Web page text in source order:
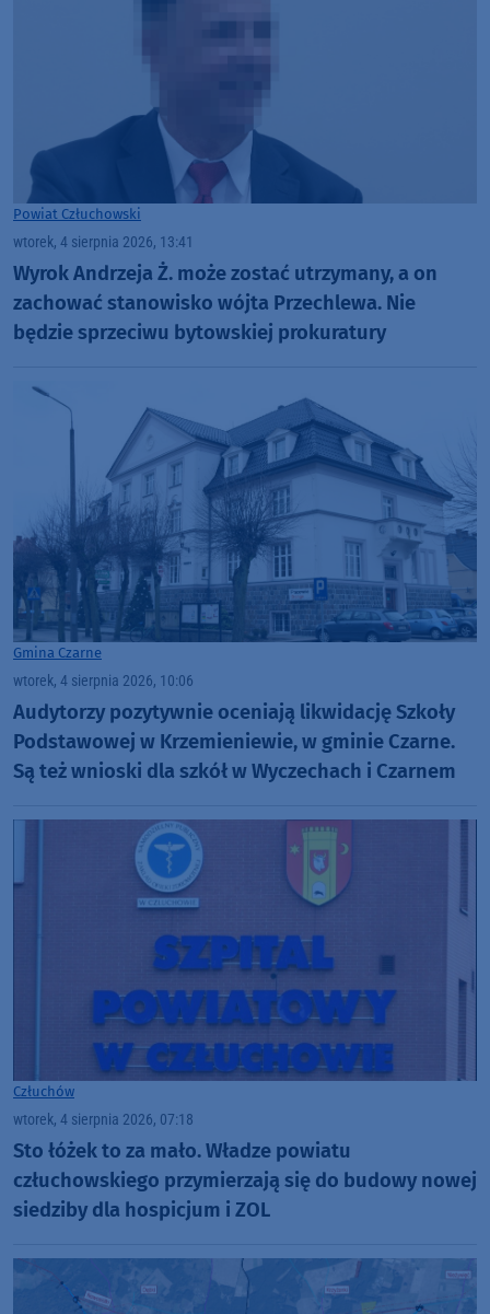
Powiat Człuchowski
wtorek, 4 sierpnia 2026, 13:41
Wyrok Andrzeja Ż. może zostać utrzymany, a on
zachować stanowisko wójta Przechlewa. Nie
będzie sprzeciwu bytowskiej prokuratury
Gmina Czarne
wtorek, 4 sierpnia 2026, 10:06
Audytorzy pozytywnie oceniają likwidację Szkoły
Podstawowej w Krzemieniewie, w gminie Czarne.
Są też wnioski dla szkół w Wyczechach i Czarnem
Człuchów
wtorek, 4 sierpnia 2026, 07:18
Sto łóżek to za mało. Władze powiatu
człuchowskiego przymierzają się do budowy nowej
siedziby dla hospicjum i ZOL